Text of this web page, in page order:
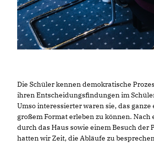
Die Schüler kennen demokratische
ihren Entscheidungsfindungen im
Umso interessierter waren sie, das ganze
großem Format erleben zu können.
durch das Haus sowie einem Besuch der
hatten wir Zeit, die Abläufe zu